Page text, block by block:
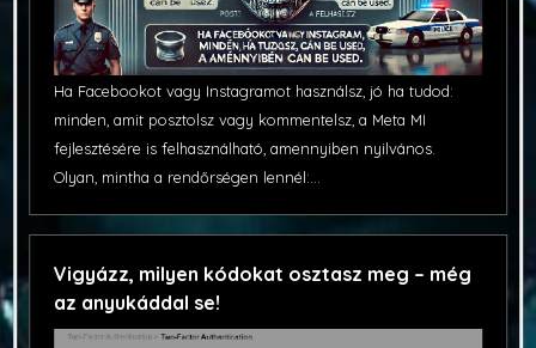
Ha Facebookot vagy Instagramot használsz, jó ha tudod:
minden, amit posztolsz vagy kommentelsz, a Meta MI
fejlesztésére is felhasználható, amennyiben nyilvános.
Olyan, mintha a rendőrségen lennél:...
Vigyázz, milyen kódokat osztasz meg – még
az anyukáddal se!